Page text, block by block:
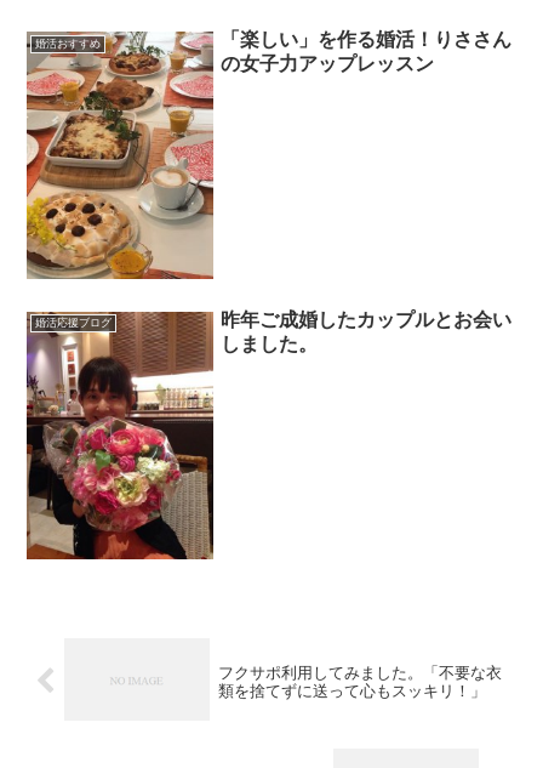
婚活おすすめ
「楽しい」を作る婚活！りささん
の女子力アップレッスン
婚活応援ブログ
昨年ご成婚したカップルとお会い
しました。
フクサポ利用してみました。「不要な衣
類を捨てずに送って心もスッキリ！」